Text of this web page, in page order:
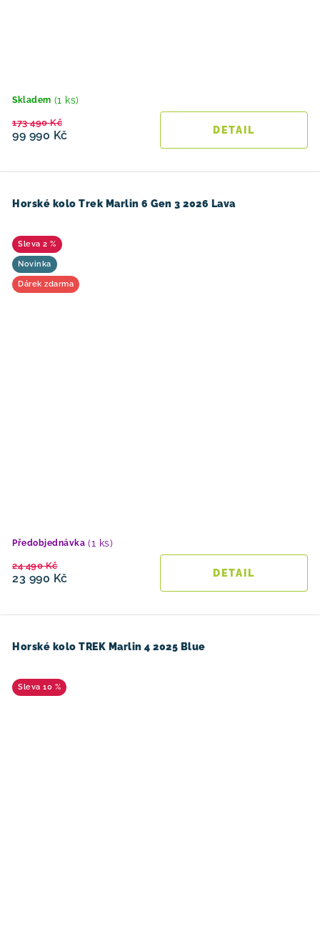
Skladem (1 ks)
99 990 Kč
173 490 Kč
Horské kolo Trek Marlin 6 Gen 3 2026 Lava
2 %
Novinka
Dárek zdarma
Předobjednávka (1 ks)
23 990 Kč
24 490 Kč
Horské kolo TREK Marlin 4 2025 Blue
10 %